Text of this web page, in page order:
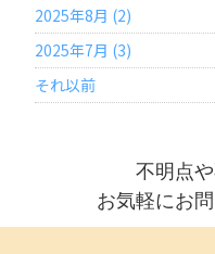
2025年8月 (2)
2025年7月 (3)
それ以前
不明点
お気軽にお